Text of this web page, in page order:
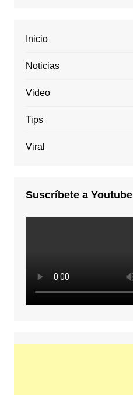
Inicio
Noticias
Video
Tips
Viral
Suscríbete a Youtube